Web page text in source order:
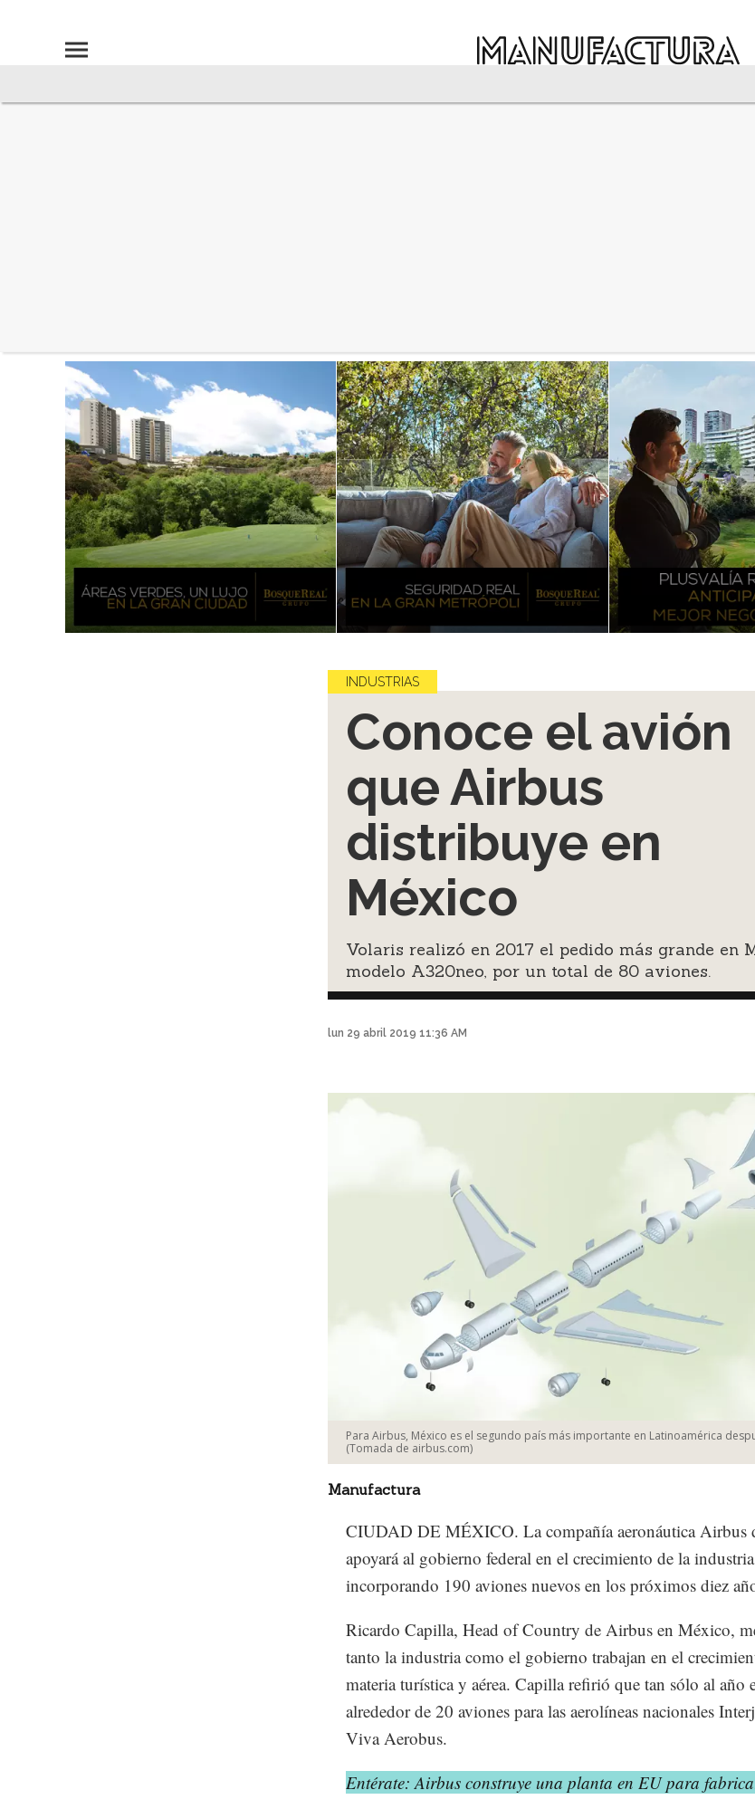
INDUSTRIAS
Conoce el avión
que Airbus
distribuye en
México
Volaris realizó en 2017 el pedido más grande en
modelo A320neo, por un total de 80 aviones.
lun 29 abril 2019 11:36 AM
Para Airbus, México es el segundo país más importante en Latinoamérica
(Tomada de airbus.com)
Manufactura
CIUDAD DE MÉXICO. La compañía aeronáutica Airbus
apoyará al gobierno federal en el crecimiento de la
incorporando 190 aviones nuevos en los próximos diez
Ricardo Capilla, Head of Country de Airbus en México,
tanto la industria como el gobierno trabajan en el
materia turística y aérea. Capilla refirió que tan sólo al año
alrededor de 20 aviones para las aerolíneas nacionales
Viva Aerobus.
Entérate: Airbus construye una planta en EU para